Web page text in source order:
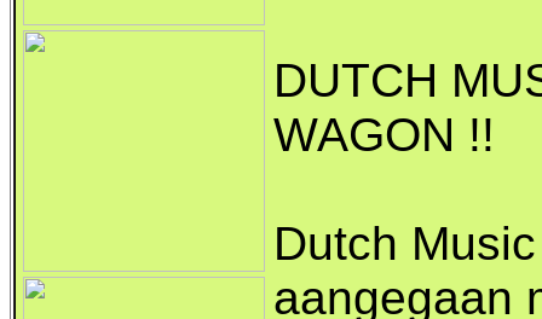
DUTCH
WAGON !!
Dutch
aangegaan